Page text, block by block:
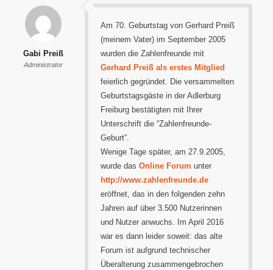
Gabi Preiß
Administrator
Am 70. Geburtstag von Gerhard Preiß
(meinem Vater) im September 2005
wurden die Zahlenfreunde mit
Gerhard Preiß als erstes Mitglied
feierlich gegründet. Die versammelten
Geburtstagsgäste in der Adlerburg
Freiburg bestätigten mit Ihrer
Unterschrift die “Zahlenfreunde-
Geburt”.
Wenige Tage später, am 27.9.2005,
wurde das Online Forum unter
http://www.zahlenfreunde.de
eröffnet, das in den folgenden zehn
Jahren auf über 3.500 Nutzerinnen
und Nutzer anwuchs. Im April 2016
war es dann leider soweit: das alte
Forum ist aufgrund technischer
Überalterung zusammengebrochen